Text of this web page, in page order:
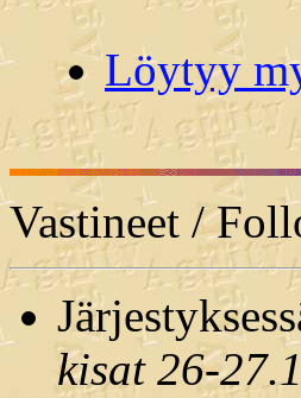
Löytyy
Vastineet /
kisat 26-